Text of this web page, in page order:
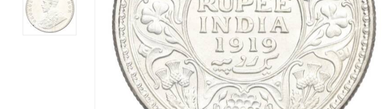
Иностранные монеты
Неофициальные выпуски монет (Unusual)
Античные и средневековые монеты